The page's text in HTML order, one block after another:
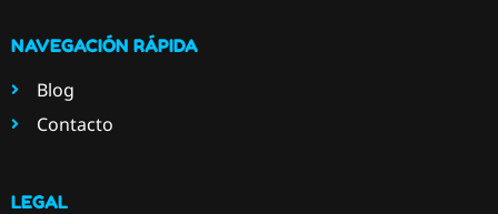
NAVEGACIÓN RÁPIDA
Blog
Contacto
LEGAL